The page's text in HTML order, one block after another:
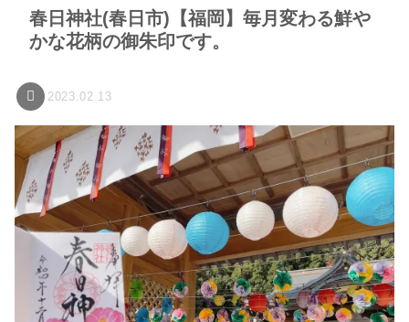
春日神社(春日市)【福岡】毎月変わる鮮や
かな花柄の御朱印です。
2023.02.13